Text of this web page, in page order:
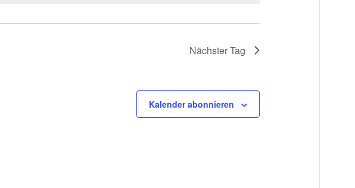
Nächster Tag
Kalender abonnieren